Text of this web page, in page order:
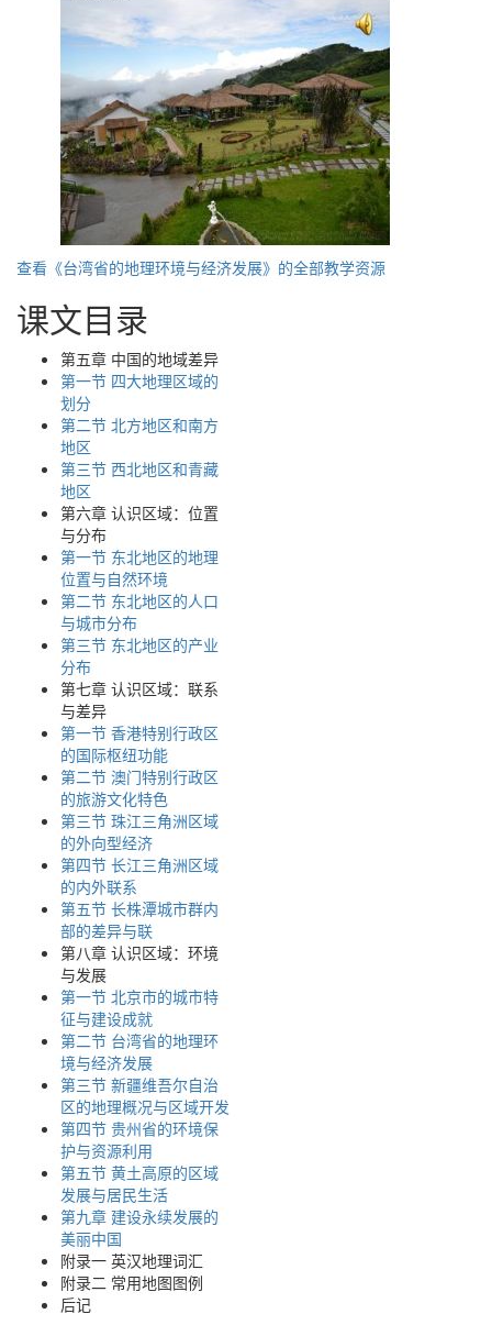
查看《台湾省的地理环境与经济发展》的全部教学资源
课文目录
第五章 中国的地域差异
第一节 四大地理区域的
划分
第二节 北方地区和南方
地区
第三节 西北地区和青藏
地区
第六章 认识区域：位置
与分布
第一节 东北地区的地理
位置与自然环境
第二节 东北地区的人口
与城市分布
第三节 东北地区的产业
分布
第七章 认识区域：联系
与差异
第一节 香港特别行政区
的国际枢纽功能
第二节 澳门特别行政区
的旅游文化特色
第三节 珠江三角洲区域
的外向型经济
第四节 长江三角洲区域
的内外联系
第五节 长株潭城市群内
部的差异与联
第八章 认识区域：环境
与发展
第一节 北京市的城市特
征与建设成就
第二节 台湾省的地理环
境与经济发展
第三节 新疆维吾尔自治
区的地理概况与区域开发
第四节 贵州省的环境保
护与资源利用
第五节 黄土高原的区域
发展与居民生活
第九章 建设永续发展的
美丽中国
附录一 英汉地理词汇
附录二 常用地图图例
后记